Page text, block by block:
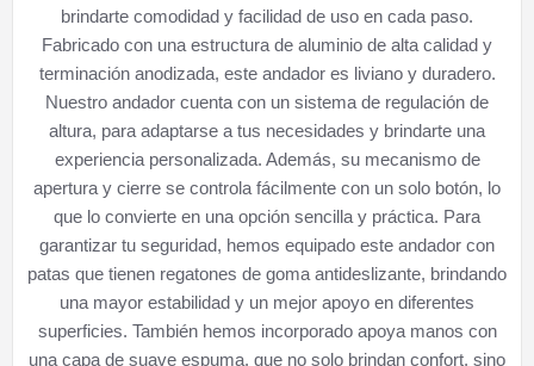
brindarte comodidad y facilidad de uso en cada paso.
Fabricado con una estructura de aluminio de alta calidad y
terminación anodizada, este andador es liviano y duradero.
Nuestro andador cuenta con un sistema de regulación de
altura, para adaptarse a tus necesidades y brindarte una
experiencia personalizada. Además, su mecanismo de
apertura y cierre se controla fácilmente con un solo botón, lo
que lo convierte en una opción sencilla y práctica. Para
garantizar tu seguridad, hemos equipado este andador con
patas que tienen regatones de goma antideslizante, brindando
una mayor estabilidad y un mejor apoyo en diferentes
superficies. También hemos incorporado apoya manos con
una capa de suave espuma, que no solo brindan confort, sino